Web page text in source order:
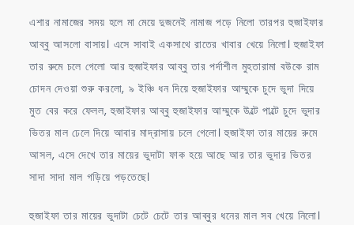
এশার নামাজের সময় হলে মা মেয়ে দুজনেই নামাজ পড়ে নিলো তারপর হুজাইফার
আব্বু আসলো বাসায়। এসে সাবাই একসাথে রাতের খাবার খেয়ে নিলো। হুজাইফা
তার রুমে চলে গেলো আর হুজাইফার আব্বু তার পর্দাশীল মুহতারামা বউকে রাম
চোদন দেওয়া শুরু করলো, ৯ ইঞ্চি ধন দিয়ে হুজাইফার আম্মুকে চুদে ভুদা দিয়ে
মুত বের করে ফেলল, হুজাইফার আব্বু হুজাইফার আম্মুকে উল্টে পাল্টে চুদে ভুদার
ভিতর মাল ঢেলে দিয়ে আবার মাদ্রাসায় চলে গেলো। হুজাইফা তার মায়ের রুমে
আসল, এসে দেখে তার মায়ের ভুদাটা ফাক হয়ে আছে আর তার ভুদার ভিতর
সাদা সাদা মাল গড়িয়ে পড়তেছে।
হুজাইফা তার মায়ের ভুদাটা চেটে চেটে তার আব্বুর ধনের মাল সব খেয়ে নিলো।